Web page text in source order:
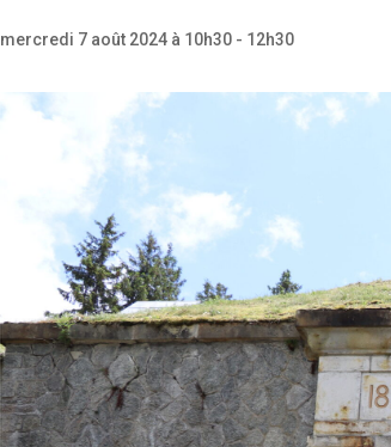
mercredi 7 août 2024 à 10h30 - 12h30